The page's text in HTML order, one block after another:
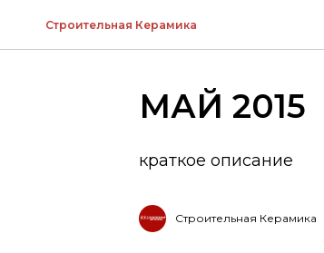
Строительная Керамика
МАЙ 2015
краткое описание
Строительная Керамика